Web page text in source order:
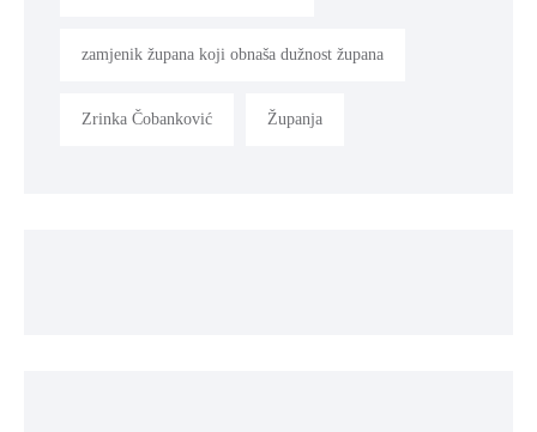
zamjenik župana koji obnaša dužnost župana
Zrinka Čobanković Županja